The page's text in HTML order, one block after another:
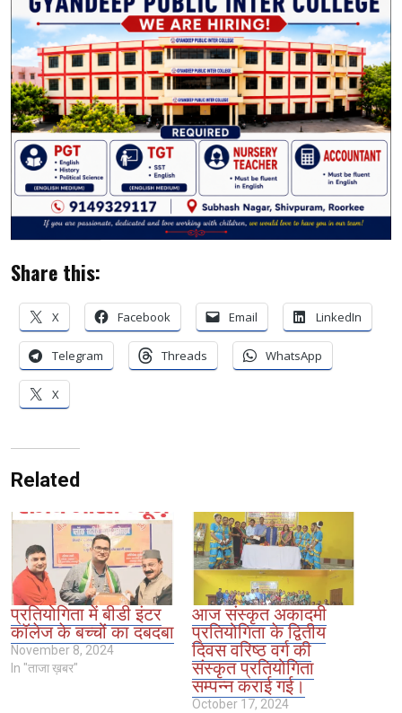
Share this:
X Facebook Email LinkedIn
Telegram Threads WhatsApp
X
Related
प्रतियोगिता में बीडी इंटर
कॉलेज के बच्चों का दबदबा
November 8, 2024
In "ताजा ख़बर"
आज संस्कृत अकादमी
प्रतियोगिता के द्वितीय
दिवस वरिष्ठ वर्ग की
संस्कृत प्रतियोगिता
सम्पन्न कराई गई।
October 17, 2024